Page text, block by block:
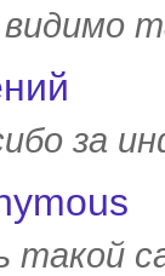
за
такой